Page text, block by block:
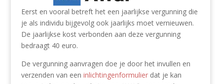
Eerst en vooral betreft het een jaarlijkse vergunning die
je als individu bijgevolg ook jaarlijks moet vernieuwen.
De jaarlijkse kost verbonden aan deze vergunning
bedraagt 40 euro.
De vergunning aanvragen doe je door het invullen en
verzenden van een inlichtingenformulierdat je kan